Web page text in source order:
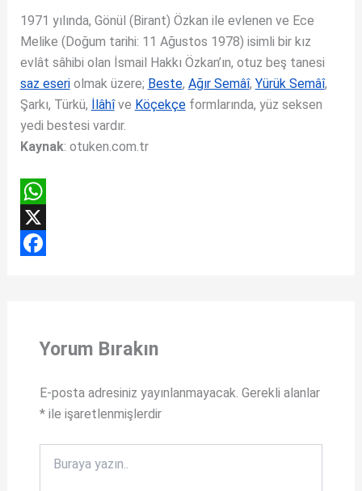
1971 yılında, Gönül (Birant) Özkan ile evlenen ve Ece
Melike (Doğum tarihi: 11 Ağustos 1978) isimli bir kız
evlât sâhibi olan İsmail Hakkı Özkan’ın, otuz beş tanesi
saz eseriolmak üzere; Beste, Ağır Semâî, Yürük Semâî,
Şarkı, Türkü, İlâhîve Köçekçeformlarında, yüz seksen
yedi bestesi vardır.
Kaynak: otuken.com.tr
W
hX
Yorum Bırakın
E-posta adresiniz yayınlanmayacak. Gerekli alanlar
*ile işaretlenmişlerdir
yazın..